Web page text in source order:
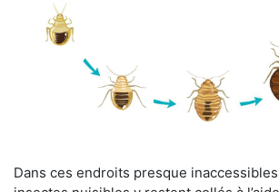
Dans ces endroits presque